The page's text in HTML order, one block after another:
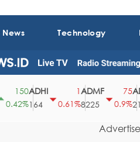
Technology
ADHI
164
0.61%
ADMF
8225
0.9%214